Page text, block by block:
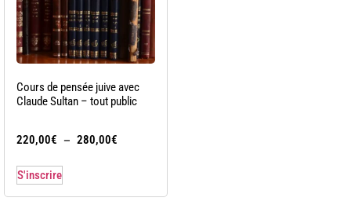
Cours de pensée juive avec
Claude Sultan – tout public
220,00€ – 280,00€
S'inscrire